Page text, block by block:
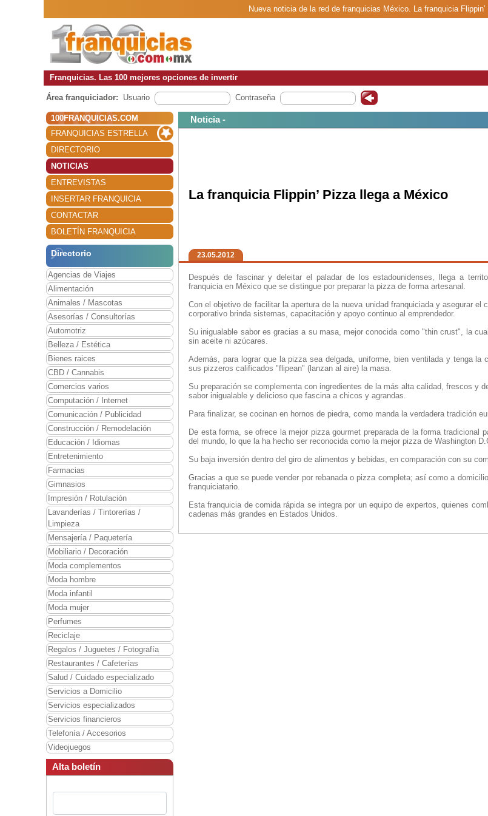
Nueva noticia de la red de franquicias México. La franquicia
Franquicias. Las 100 mejores opciones de invertir
Área franquiciador: Usuario Contraseña
100FRANQUICIAS.COM
FRANQUICIAS ESTRELLA
DIRECTORIO
NOTICIAS
ENTREVISTAS
INSERTAR FRANQUICIA
CONTACTAR
BOLETÍN FRANQUICIA
Directorio
Agencias de Viajes
Alimentación
Animales / Mascotas
Asesorías / Consultorías
Automotriz
Belleza / Estética
Bienes raices
CBD / Cannabis
Comercios varios
Computación / Internet
Comunicación / Publicidad
Construcción / Remodelación
Educación / Idiomas
Entretenimiento
Farmacias
Gimnasios
Impresión / Rotulación
Lavanderías / Tintorerías /
Limpieza
Mensajería / Paquetería
Mobiliario / Decoración
Moda complementos
Moda hombre
Moda infantil
Moda mujer
Perfumes
Reciclaje
Regalos / Juguetes / Fotografía
Restaurantes / Cafeterías
Salud / Cuidado especializado
Servicios a Domicilio
Servicios especializados
Servicios financieros
Telefonía / Accesorios
Videojuegos
Alta boletín
Noticia -
La franquicia Flippin’ Pizza llega a México
23.05.2012
Después de fascinar y deleitar el paladar de los estadounidenses, llega a
franquicia en México que se distingue por preparar la pizza de forma artesanal.
Con el objetivo de facilitar la apertura de la nueva unidad franquiciada y asegurar el
corporativo brinda sistemas, capacitación y apoyo continuo al emprendedor.
Su inigualable sabor es gracias a su masa, mejor conocida como "thin crust", la
sin aceite ni azúcares.
Además, para lograr que la pizza sea delgada, uniforme, bien ventilada y tenga la
sus pizzeros calificados "flipean" (lanzan al aire) la masa.
Su preparación se complementa con ingredientes de la más alta calidad, frescos y
sabor inigualable y delicioso que fascina a chicos y agrandas.
Para finalizar, se cocinan en hornos de piedra, como manda la verdadera tradición
De esta forma, se ofrece la mejor pizza gourmet preparada de la forma
del mundo, lo que la ha hecho ser reconocida como la mejor pizza de Washington
Su baja inversión dentro del giro de alimentos y bebidas, en comparación con su
Gracias a que se puede vender por rebanada o pizza completa; así como a
franquiciatario.
Esta franquicia de comida rápida se integra por un equipo de expertos, quienes
cadenas más grandes en Estados Unidos.